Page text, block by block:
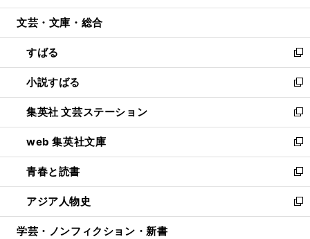
開
ウ
開
く
ン
ウ
で
開
く
ウ
ン
ド
ウ
で
開
く
文芸・文庫・総合
すばる
新
し
い
ウ
ィ
ン
ド
ウ
で
開
く
小説すばる
新
し
い
ウ
ィ
ン
ド
ウ
で
開
集英社 文芸ステーション
新
し
い
ウ
ィ
ン
ド
ウ
web 集英社文庫
新
し
い
ウ
ィ
ン
青春と読書
新
し
い
ウ
アジア人物史
新
し
学芸・ノンフィクション・新書